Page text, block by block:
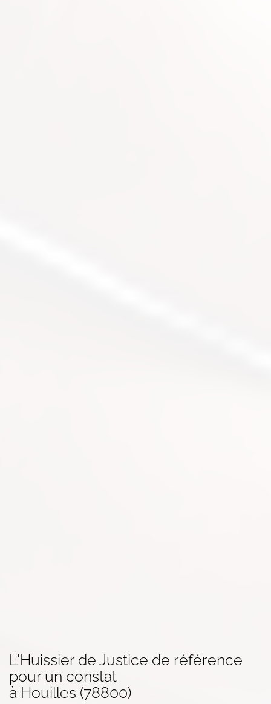
L'Huissier de Justice de référence
pour un constat
à Houilles (78800)